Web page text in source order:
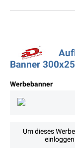
Banner
Werbebanner
Um dieses